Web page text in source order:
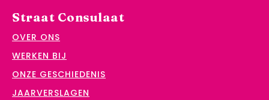
Straat Consulaat
OVER ONS
WERKEN BIJ
ONZE GESCHIEDENIS
JAARVERSLAGEN